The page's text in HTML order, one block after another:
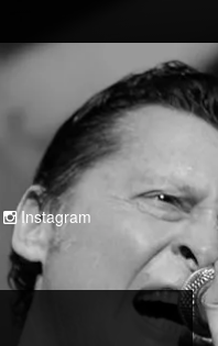
Instagram